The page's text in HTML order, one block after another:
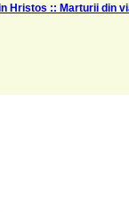
Hristos :: Marturii din